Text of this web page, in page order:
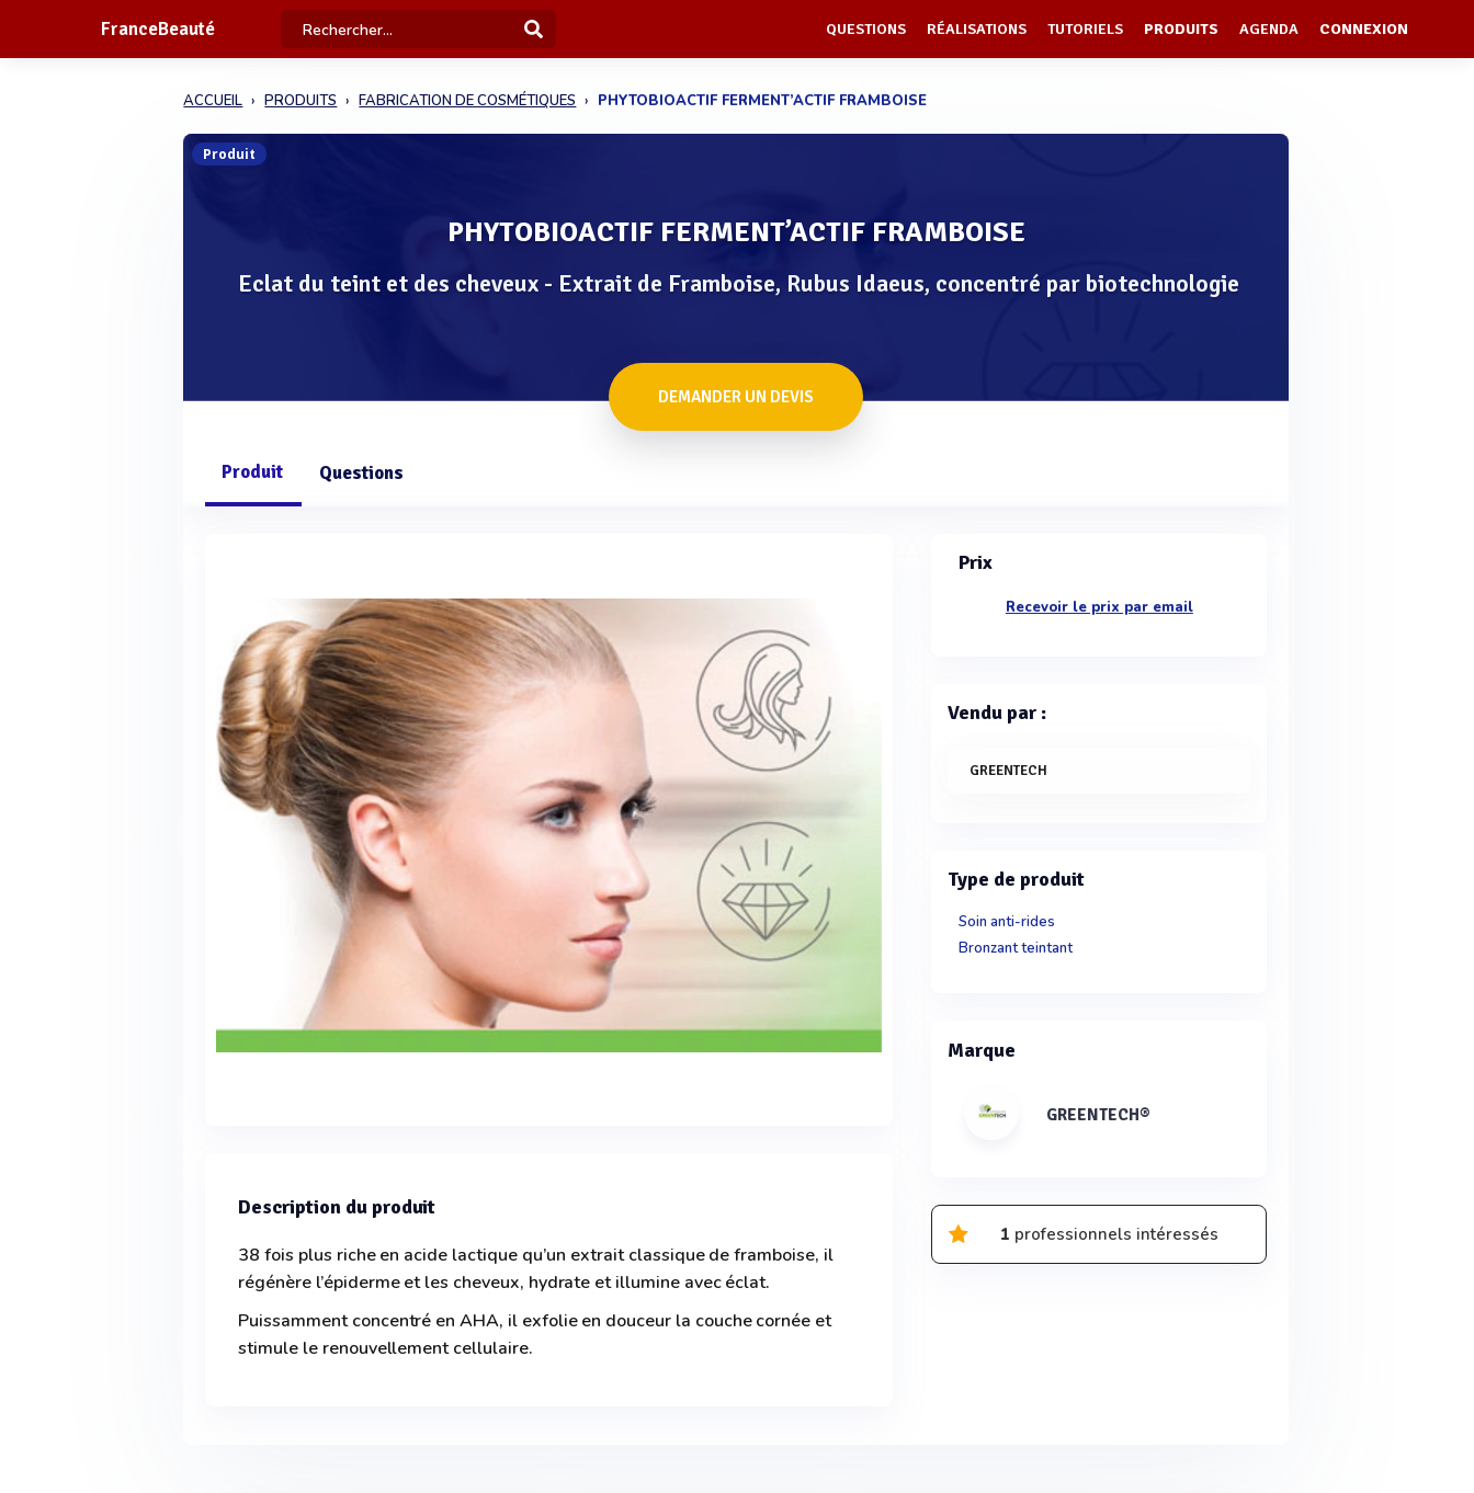
FranceBeauté QUESTIONS RÉALISATIONS TUTORIELS PRODUITS AGENDA CONNEXION
ACCUEIL PRODUITS FABRICATION DE COSMÉTIQUES PHYTOBIOACTIF FERMENT’ACTIF FRAMBOISE
Produit
PHYTOBIOACTIF FERMENT’ACTIF FRAMBOISE
Eclat du teint et des cheveux - Extrait de Framboise, Rubus Idaeus, concentré par biotechnologie
DEMANDER UN DEVIS
Produit Questions
Description du produit
38 fois plus riche en acide lactique qu’un extrait classique de framboise, il
régénère l’épiderme et les cheveux, hydrate et illumine avec éclat.
Puissamment concentré en AHA, il exfolie en douceur la couche cornée et
stimule le renouvellement cellulaire.
Prix
Recevoir le prix par email
Vendu par :
GREENTECH
Type de produit
Soin anti-rides
Bronzant teintant
Marque
GREENTECH®
1 professionnels intéressés